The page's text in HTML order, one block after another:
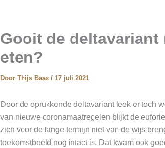
Gooit de
eten?
Door Thijs Baas / 17 juli 2021
Door de oprukkende deltavariant leek er toch
van nieuwe coronamaatregelen blijkt de
zich voor de lange termijn niet van de wijs
toekomstbeeld nog intact is. Dat kwam ook